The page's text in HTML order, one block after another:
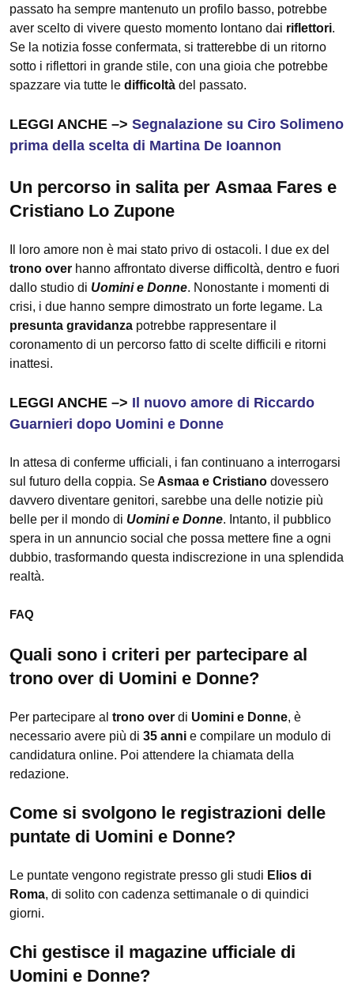
passato ha sempre mantenuto un profilo basso, potrebbe
aver scelto di vivere questo momento lontano dai riflettori.
Se la notizia fosse confermata, si tratterebbe di un ritorno
sotto i riflettori in grande stile, con una gioia che potrebbe
spazzare via tutte le difficoltà del passato.
LEGGI ANCHE –> Segnalazione su Ciro Solimeno
prima della scelta di Martina De Ioannon
Un percorso in salita per Asmaa Fares e
Cristiano Lo Zupone
Il loro amore non è mai stato privo di ostacoli. I due ex del
trono over hanno affrontato diverse difficoltà, dentro e fuori
dallo studio di Uomini e Donne. Nonostante i momenti di
crisi, i due hanno sempre dimostrato un forte legame. La
presunta gravidanza potrebbe rappresentare il
coronamento di un percorso fatto di scelte difficili e ritorni
inattesi.
LEGGI ANCHE –> Il nuovo amore di Riccardo
Guarnieri dopo Uomini e Donne
In attesa di conferme ufficiali, i fan continuano a interrogarsi
sul futuro della coppia. SeAsmaa e Cristiano dovessero
davvero diventare genitori, sarebbe una delle notizie più
belle per il mondo di Uomini e Donne. Intanto, il pubblico
spera in un annuncio social che possa mettere fine a ogni
dubbio, trasformando questa indiscrezione in una splendida
realtà.
FAQ
Quali sono i criteri per partecipare al
trono over di Uomini e Donne?
Per partecipare al trono over di Uomini e Donne, è
necessario avere più di 35 anni e compilare un modulo di
candidatura online. Poi attendere la chiamata della
redazione.
Come si svolgono le registrazioni delle
puntate di Uomini e Donne?
Le puntate vengono registrate presso gli studi Elios di
Roma, di solito con cadenza settimanale o di quindici
giorni.
Chi gestisce il magazine ufficiale di
Uomini e Donne?